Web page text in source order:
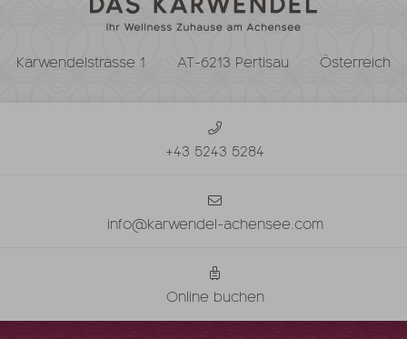
Karwendelstrasse 1 AT-6213 Pertisau Österreich
+43 5243 5284
info@karwendel-achensee.com
Online buchen